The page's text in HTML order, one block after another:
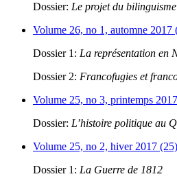
Dossier: Le projet du
Volume 26, no 1, automne 2017
Dossier 1: La représentation en
Dossier 2: Francofugies et
Volume 25, no 3, printemps
Dossier: L’histoire politique au
Volume 25, no 2, hiver 2017 (25)
Dossier 1: La Guerre de 1812